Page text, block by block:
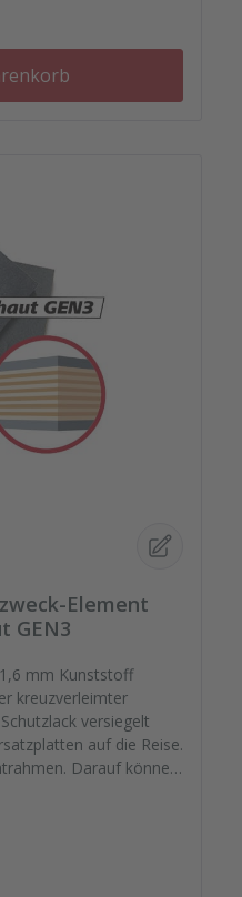
Element
GEN3
mm Kunststoff
kreuzverleimter
versiegelt
auf die Reise.
Darauf können